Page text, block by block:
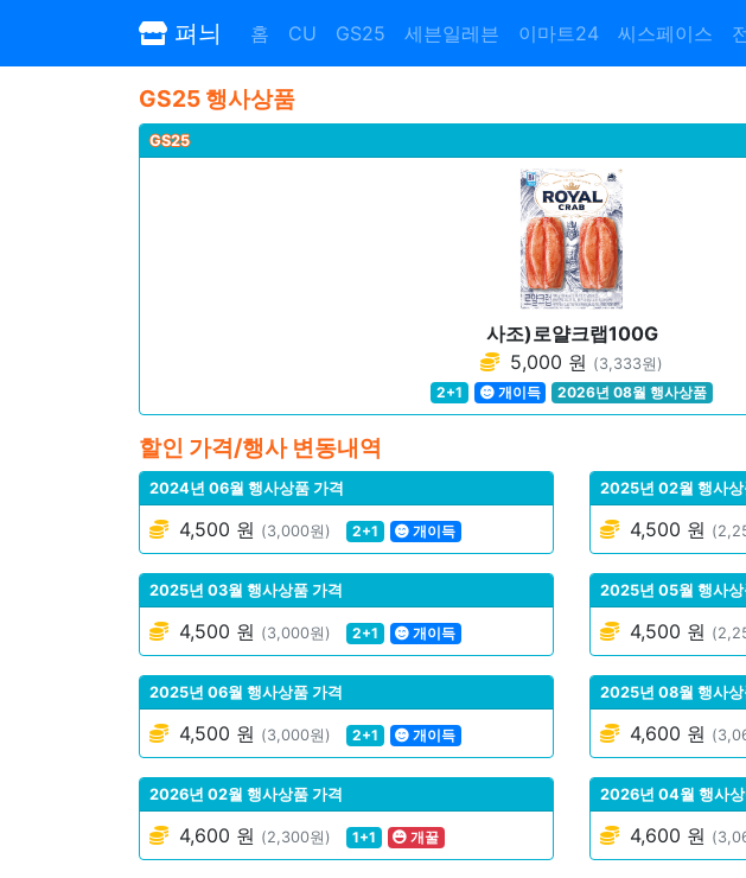
펴늬 홈 CU GS25 세븐일레븐 이마트24 씨스페이스
GS25 행사상품
GS25
사조)로얄크랩100G
5,000 원 (3,333원)
2+1
개이득 2026년 08월 행사상품
할인 가격/행사 변동내역
2024년 06월 행사상품 가격
4,500 원 (3,000원) 2+1 개이득
2025년 02월 행사상
4,500 원
2025년 03월 행사상품 가격
4,500 원 (3,000원) 2+1 개이득
2025년 05월 행사상
4,500 원
2025년 06월 행사상품 가격
4,500 원 (3,000원) 2+1 개이득
2025년 08월 행사상
4,600 원
2026년 02월 행사상품 가격
4,600 원 (2,300원) 1+1 개꿀
2026년 04월 행사상
4,600 원